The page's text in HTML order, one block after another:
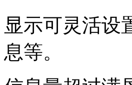
显示可灵活设
息等。